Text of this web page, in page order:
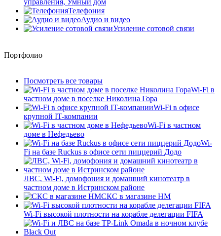
управления, Умный дом
Телефония
Аудио и видео
Усиление сотовой связи
Портфолио
Посмотреть все товары
Wi-Fi в
частном доме в поселке Николина Гора
Wi-Fi в офисе
крупной IT-компании
Wi-Fi в частном
доме в Нефедьево
Wi-
Fi на базе Ruckus в офисе сети пиццерий Додо
ЛВС, Wi-Fi, домофония и домашний кинотеатр в
частном доме в Истринском районе
СКС в магазине HM
Wi-Fi высокой плотности на корабле делегации FIFA